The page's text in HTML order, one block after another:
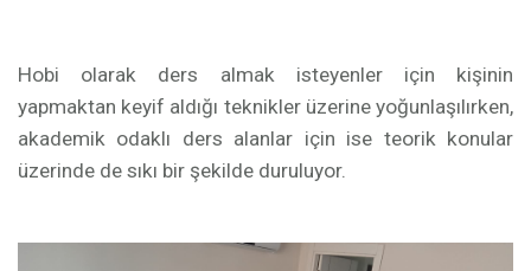
Hobi olarak ders almak isteyenler için kişinin
yapmaktan keyif aldığı teknikler üzerine yoğunlaşılırken,
akademik odaklı ders alanlar için ise teorik konular
üzerinde de sıkı bir şekilde duruluyor.